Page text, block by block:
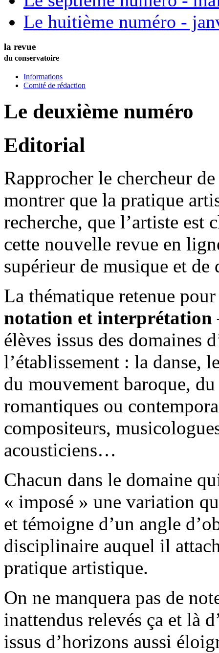
Le huitième numéro -
la revue
du conservatoire
Informations
Comité de rédaction
Le deuxième numéro
Editorial
Rapprocher le chercheur
montrer que la pratique
recherche, que l’artiste est
cette nouvelle revue en
supérieur de musique et de
La thématique retenue
notation et interprétation
élèves issus des domaines
l’établissement : la danse,
du mouvement baroque,
romantiques ou
compositeurs,
acousticiens…
Chacun dans le domaine
« imposé » une variation
et témoigne d’un angle
disciplinaire auquel il
pratique artistique.
On ne manquera pas de
inattendus relevés ça et là
issus d’horizons aussi